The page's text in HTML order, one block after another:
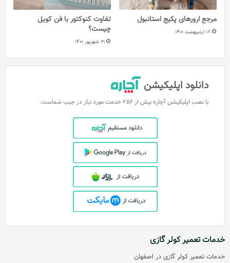
مرجع ارور‌های پکیج استانبول
18 اردیبهشت 1401
تفاوت کنوکتور با فن کویل
چیست؟
21 شهریور 1401
دانلود اپلیکیشن
با نصب اپلیکیشن آچاره بیش از 256 خدمت مورد نیاز در جیب شماست.
خدمات تعمیر کولر گازی
خدمات تعمیر کولر گازی در اصفهان